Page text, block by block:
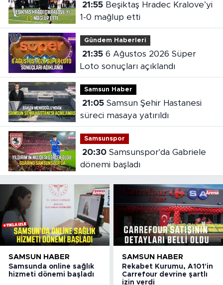
21:55Beşiktaş Hradec Kralove’yi
1-0 mağlup etti
Gündem Haberleri
21:356 Ağustos 2026 Süper
Loto sonuçları açıklandı
Samsun Haber
21:05Samsun Şehir Hastanesi
süreci masaya yatırıldı
Samsunspor
20:30Samsunspor'da Gabriele
dönemi başladı
SAMSUN HABER
Samsunda online sağlık
hizmeti dönemi başladı
SAMSUN HABER
Rekabet Kurumu, A101'in
Carrefour devrine şartlı
izin verdi